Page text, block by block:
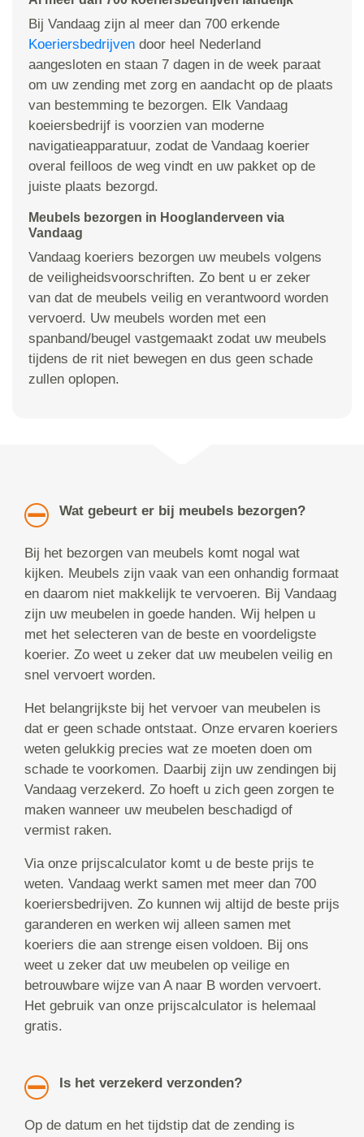
Bij Vandaag zijn al meer dan 700 erkende
Koeriersbedrijven door heel Nederland
aangesloten en staan 7 dagen in de week paraat
om uw zending met zorg en aandacht op de plaats
van bestemming te bezorgen. Elk Vandaag
koeiersbedrijf is voorzien van moderne
navigatieapparatuur, zodat de Vandaag koerier
overal feilloos de weg vindt en uw pakket op de
juiste plaats bezorgd.
Meubels bezorgen in Hooglanderveen via
Vandaag
Vandaag koeriers bezorgen uw meubels volgens
de veiligheidsvoorschriften. Zo bent u er zeker
van dat de meubels veilig en verantwoord worden
vervoerd. Uw meubels worden met een
spanband/beugel vastgemaakt zodat uw meubels
tijdens de rit niet bewegen en dus geen schade
zullen oplopen.
Wat gebeurt er bij meubels bezorgen?
Bij het bezorgen van meubels komt nogal wat
kijken. Meubels zijn vaak van een onhandig formaat
en daarom niet makkelijk te vervoeren. Bij Vandaag
zijn uw meubelen in goede handen. Wij helpen u
met het selecteren van de beste en voordeligste
koerier. Zo weet u zeker dat uw meubelen veilig en
snel vervoert worden.
Het belangrijkste bij het vervoer van meubelen is
dat er geen schade ontstaat. Onze ervaren koeriers
weten gelukkig precies wat ze moeten doen om
schade te voorkomen. Daarbij zijn uw zendingen bij
Vandaag verzekerd. Zo hoeft u zich geen zorgen te
maken wanneer uw meubelen beschadigd of
vermist raken.
Via onze prijscalculator komt u de beste prijs te
weten. Vandaag werkt samen met meer dan 700
koeriersbedrijven. Zo kunnen wij altijd de beste prijs
garanderen en werken wij alleen samen met
koeriers die aan strenge eisen voldoen. Bij ons
weet u zeker dat uw meubelen op veilige en
betrouwbare wijze van A naar B worden vervoert.
Het gebruik van onze prijscalculator is helemaal
gratis.
Is het verzekerd verzonden?
Op de datum en het tijdstip dat de zending is